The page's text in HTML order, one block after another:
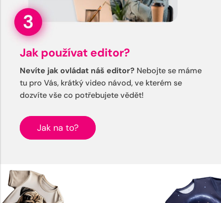
Jak používat editor?
Nevíte jak ovládat náš editor? Nebojte se máme
tu pro Vás, krátký video návod, ve kterém se
dozvíte vše co potřebujete vědět!
Jak na to?